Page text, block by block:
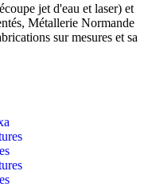
jet d'eau et laser) et
Métallerie Normande
sur mesures et sa